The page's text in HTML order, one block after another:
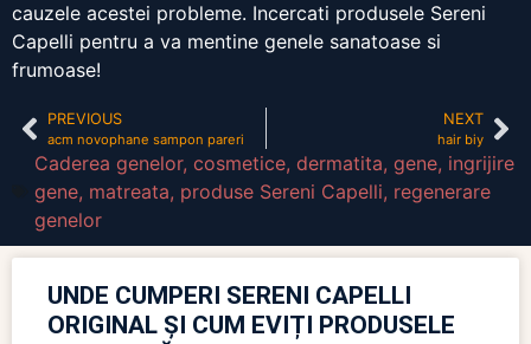
cauzele acestei probleme. Incercati produsele Sereni
Capelli pentru a va mentine genele sanatoase si
frumoase!
PREVIOUS
acm novophane sampon pareri
NEXT
hair biy
Caderea genelor, cosmetice, dermatita, gene, ingrijire
gene, matreata, produse Sereni Capelli, regenerare
genelor
UNDE CUMPERI SERENI CAPELLI
ORIGINAL ȘI CUM EVIȚI PRODUSELE